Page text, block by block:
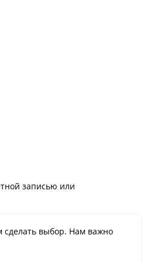
записью или
сделать выбор. Нам важно